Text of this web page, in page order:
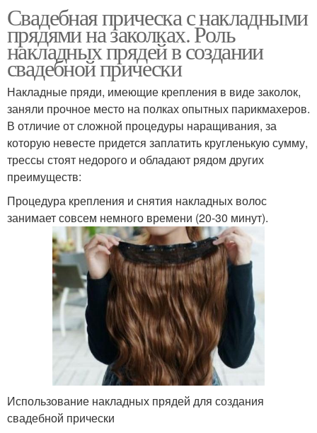
Свадебная прическа с накладными
прядями на заколках. Роль
накладных прядей в создании
свадебной прически
Накладные пряди, имеющие крепления в виде заколок,
заняли прочное место на полках опытных парикмахеров.
В отличие от сложной процедуры наращивания, за
которую невесте придется заплатить кругленькую сумму,
трессы стоят недорого и обладают рядом других
преимуществ:
Процедура крепления и снятия накладных волос
занимает совсем немного времени (20-30 минут).
Использование накладных прядей для создания
свадебной прически